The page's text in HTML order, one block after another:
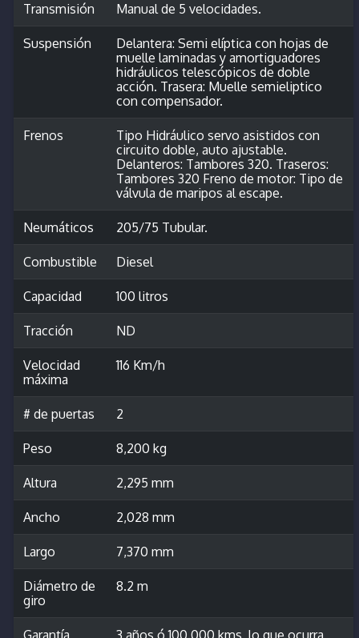
Transmisión Manual de 5 velocidades.
Suspensión
Delantera: Semi elíptica con hojas de
muelle laminadas y amortiguadores
hidráulicos telescópicos de doble
acción. Trasera: Muelle semieliptico
con compensador.
Frenos
Tipo Hidráulico servo asistidos con
circuito doble, auto ajustable.
Delanteros: Tambores 320. Traseros:
Tambores 320 Freno de motor: Tipo de
válvula de maripos al escape.
Neumáticos 205/75 Tubular.
Combustible Diesel
Capacidad 100 litros
Tracción ND
Velocidad
máxima
116 Km/h
# de puertas 2
Peso 8,200 kg
Altura 2,295 mm
Ancho 2,028 mm
Largo 7,370 mm
Diámetro de
giro
8.2 m
Garantía 3 años ó 100.000 kms, lo que ocurra